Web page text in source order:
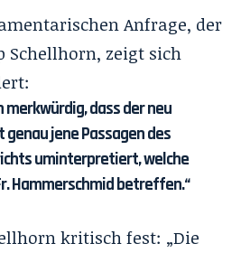
Anfrage, der
Schellhorn, zeigt sich
merkwürdig, dass der neu
jene Passagen des
uminterpretiert, welche
Hammerschmid betreffen.“
kritisch fest: „Die